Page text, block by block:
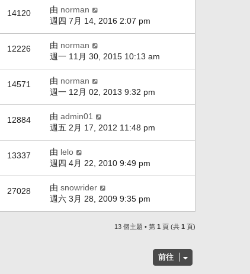
14120 由 norman
週四 7月 14, 2016 2:07 pm
12226 由 norman
週一 11月 30, 2015 10:13 am
14571 由 norman
週一 12月 02, 2013 9:32 pm
12884 由 admin01
週五 2月 17, 2012 11:48 pm
13337 由 lelo
週四 4月 22, 2010 9:49 pm
27028 由 snowrider
週六 3月 28, 2009 9:35 pm
13 個主題 • 第 1 頁 (共 1 頁)
前往